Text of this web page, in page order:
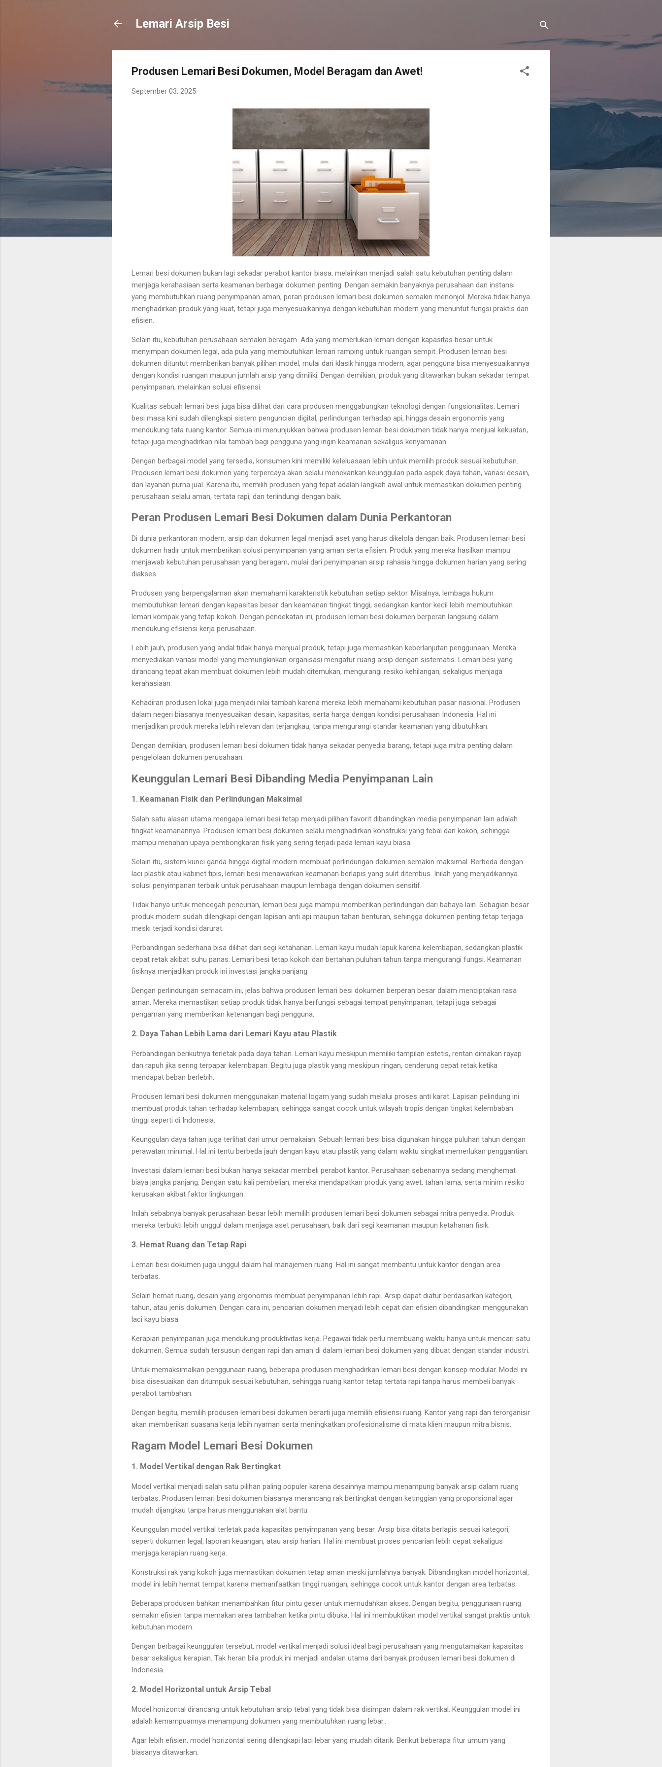
Lemari Arsip Besi
Produsen Lemari Besi Dokumen, Model Beragam dan Awet!
September 03, 2025
Lemari besi dokumen bukan lagi sekadar perabot kantor biasa, melainkan menjadi salah satu kebutuhan penting dalam
menjaga kerahasiaan serta keamanan berbagai dokumen penting. Dengan semakin banyaknya perusahaan dan instansi
yang membutuhkan ruang penyimpanan aman, peran produsen lemari besi dokumen semakin menonjol. Mereka tidak hanya
menghadirkan produk yang kuat, tetapi juga menyesuaikannya dengan kebutuhan modern yang menuntut fungsi praktis dan
efisien.
Selain itu, kebutuhan perusahaan semakin beragam. Ada yang memerlukan lemari dengan kapasitas besar untuk
menyimpan dokumen legal, ada pula yang membutuhkan lemari ramping untuk ruangan sempit. Produsen lemari besi
dokumen dituntut memberikan banyak pilihan model, mulai dari klasik hingga modern, agar pengguna bisa menyesuaikannya
dengan kondisi ruangan maupun jumlah arsip yang dimiliki. Dengan demikian, produk yang ditawarkan bukan sekadar tempat
penyimpanan, melainkan solusi efisiensi.
Kualitas sebuah lemari besi juga bisa dilihat dari cara produsen menggabungkan teknologi dengan fungsionalitas. Lemari
besi masa kini sudah dilengkapi sistem penguncian digital, perlindungan terhadap api, hingga desain ergonomis yang
mendukung tata ruang kantor. Semua ini menunjukkan bahwa produsen lemari besi dokumen tidak hanya menjual kekuatan,
tetapi juga menghadirkan nilai tambah bagi pengguna yang ingin keamanan sekaligus kenyamanan.
Dengan berbagai model yang tersedia, konsumen kini memiliki keleluasaan lebih untuk memilih produk sesuai kebutuhan.
Produsen lemari besi dokumen yang terpercaya akan selalu menekankan keunggulan pada aspek daya tahan, variasi desain,
dan layanan purna jual. Karena itu, memilih produsen yang tepat adalah langkah awal untuk memastikan dokumen penting
perusahaan selalu aman, tertata rapi, dan terlindungi dengan baik.
Peran Produsen Lemari Besi Dokumen dalam Dunia Perkantoran
Di dunia perkantoran modern, arsip dan dokumen legal menjadi aset yang harus dikelola dengan baik. Produsen lemari besi
dokumen hadir untuk memberikan solusi penyimpanan yang aman serta efisien. Produk yang mereka hasilkan mampu
menjawab kebutuhan perusahaan yang beragam, mulai dari penyimpanan arsip rahasia hingga dokumen harian yang sering
diakses.
Produsen yang berpengalaman akan memahami karakteristik kebutuhan setiap sektor. Misalnya, lembaga hukum
membutuhkan lemari dengan kapasitas besar dan keamanan tingkat tinggi, sedangkan kantor kecil lebih membutuhkan
lemari kompak yang tetap kokoh. Dengan pendekatan ini, produsen lemari besi dokumen berperan langsung dalam
mendukung efisiensi kerja perusahaan.
Lebih jauh, produsen yang andal tidak hanya menjual produk, tetapi juga memastikan keberlanjutan penggunaan. Mereka
menyediakan variasi model yang memungkinkan organisasi mengatur ruang arsip dengan sistematis. Lemari besi yang
dirancang tepat akan membuat dokumen lebih mudah ditemukan, mengurangi resiko kehilangan, sekaligus menjaga
kerahasiaan.
Kehadiran produsen lokal juga menjadi nilai tambah karena mereka lebih memahami kebutuhan pasar nasional. Produsen
dalam negeri biasanya menyesuaikan desain, kapasitas, serta harga dengan kondisi perusahaan Indonesia. Hal ini
menjadikan produk mereka lebih relevan dan terjangkau, tanpa mengurangi standar keamanan yang dibutuhkan.
Dengan demikian, produsen lemari besi dokumen tidak hanya sekadar penyedia barang, tetapi juga mitra penting dalam
pengelolaan dokumen perusahaan.
Keunggulan Lemari Besi Dibanding Media Penyimpanan Lain
1. Keamanan Fisik dan Perlindungan Maksimal
Salah satu alasan utama mengapa lemari besi tetap menjadi pilihan favorit dibandingkan media penyimpanan lain adalah
tingkat keamanannya. Produsen lemari besi dokumen selalu menghadirkan konstruksi yang tebal dan kokoh, sehingga
mampu menahan upaya pembongkaran fisik yang sering terjadi pada lemari kayu biasa.
Selain itu, sistem kunci ganda hingga digital modern membuat perlindungan dokumen semakin maksimal. Berbeda dengan
laci plastik atau kabinet tipis, lemari besi menawarkan keamanan berlapis yang sulit ditembus. Inilah yang menjadikannya
solusi penyimpanan terbaik untuk perusahaan maupun lembaga dengan dokumen sensitif.
Tidak hanya untuk mencegah pencurian, lemari besi juga mampu memberikan perlindungan dari bahaya lain. Sebagian besar
produk modern sudah dilengkapi dengan lapisan anti api maupun tahan benturan, sehingga dokumen penting tetap terjaga
meski terjadi kondisi darurat.
Perbandingan sederhana bisa dilihat dari segi ketahanan. Lemari kayu mudah lapuk karena kelembapan, sedangkan plastik
cepat retak akibat suhu panas. Lemari besi tetap kokoh dan bertahan puluhan tahun tanpa mengurangi fungsi. Keamanan
fisiknya menjadikan produk ini investasi jangka panjang.
Dengan perlindungan semacam ini, jelas bahwa produsen lemari besi dokumen berperan besar dalam menciptakan rasa
aman. Mereka memastikan setiap produk tidak hanya berfungsi sebagai tempat penyimpanan, tetapi juga sebagai
pengaman yang memberikan ketenangan bagi pengguna.
2. Daya Tahan Lebih Lama dari Lemari Kayu atau Plastik
Perbandingan berikutnya terletak pada daya tahan. Lemari kayu meskipun memiliki tampilan estetis, rentan dimakan rayap
dan rapuh jika sering terpapar kelembapan. Begitu juga plastik yang meskipun ringan, cenderung cepat retak ketika
mendapat beban berlebih.
Produsen lemari besi dokumen menggunakan material logam yang sudah melalui proses anti karat. Lapisan pelindung ini
membuat produk tahan terhadap kelembapan, sehingga sangat cocok untuk wilayah tropis dengan tingkat kelembaban
tinggi seperti di Indonesia.
Keunggulan daya tahan juga terlihat dari umur pemakaian. Sebuah lemari besi bisa digunakan hingga puluhan tahun dengan
perawatan minimal. Hal ini tentu berbeda jauh dengan kayu atau plastik yang dalam waktu singkat memerlukan penggantian.
Investasi dalam lemari besi bukan hanya sekadar membeli perabot kantor. Perusahaan sebenarnya sedang menghemat
biaya jangka panjang. Dengan satu kali pembelian, mereka mendapatkan produk yang awet, tahan lama, serta minim resiko
kerusakan akibat faktor lingkungan.
Inilah sebabnya banyak perusahaan besar lebih memilih produsen lemari besi dokumen sebagai mitra penyedia. Produk
mereka terbukti lebih unggul dalam menjaga aset perusahaan, baik dari segi keamanan maupun ketahanan fisik.
3. Hemat Ruang dan Tetap Rapi
Lemari besi dokumen juga unggul dalam hal manajemen ruang. Hal ini sangat membantu untuk kantor dengan area
terbatas.
Selain hemat ruang, desain yang ergonomis membuat penyimpanan lebih rapi. Arsip dapat diatur berdasarkan kategori,
tahun, atau jenis dokumen. Dengan cara ini, pencarian dokumen menjadi lebih cepat dan efisien dibandingkan menggunakan
laci kayu biasa.
Kerapian penyimpanan juga mendukung produktivitas kerja. Pegawai tidak perlu membuang waktu hanya untuk mencari satu
dokumen. Semua sudah tersusun dengan rapi dan aman di dalam lemari besi dokumen yang dibuat dengan standar industri.
Untuk memaksimalkan penggunaan ruang, beberapa produsen menghadirkan lemari besi dengan konsep modular. Model ini
bisa disesuaikan dan ditumpuk sesuai kebutuhan, sehingga ruang kantor tetap tertata rapi tanpa harus membeli banyak
perabot tambahan.
Dengan begitu, memilih produsen lemari besi dokumen berarti juga memilih efisiensi ruang. Kantor yang rapi dan terorganisir
akan memberikan suasana kerja lebih nyaman serta meningkatkan profesionalisme di mata klien maupun mitra bisnis.
Ragam Model Lemari Besi Dokumen
1. Model Vertikal dengan Rak Bertingkat
Model vertikal menjadi salah satu pilihan paling populer karena desainnya mampu menampung banyak arsip dalam ruang
terbatas. Produsen lemari besi dokumen biasanya merancang rak bertingkat dengan ketinggian yang proporsional agar
mudah dijangkau tanpa harus menggunakan alat bantu.
Keunggulan model vertikal terletak pada kapasitas penyimpanan yang besar. Arsip bisa ditata berlapis sesuai kategori,
seperti dokumen legal, laporan keuangan, atau arsip harian. Hal ini membuat proses pencarian lebih cepat sekaligus
menjaga kerapian ruang kerja.
Konstruksi rak yang kokoh juga memastikan dokumen tetap aman meski jumlahnya banyak. Dibandingkan model horizontal,
model ini lebih hemat tempat karena memanfaatkan tinggi ruangan, sehingga cocok untuk kantor dengan area terbatas.
Beberapa produsen bahkan menambahkan fitur pintu geser untuk memudahkan akses. Dengan begitu, penggunaan ruang
semakin efisien tanpa memakan area tambahan ketika pintu dibuka. Hal ini membuktikan model vertikal sangat praktis untuk
kebutuhan modern.
Dengan berbagai keunggulan tersebut, model vertikal menjadi solusi ideal bagi perusahaan yang mengutamakan kapasitas
besar sekaligus kerapian. Tak heran bila produk ini menjadi andalan utama dari banyak produsen lemari besi dokumen di
Indonesia.
2. Model Horizontal untuk Arsip Tebal
Model horizontal dirancang untuk kebutuhan arsip tebal yang tidak bisa disimpan dalam rak vertikal. Keunggulan model ini
adalah kemampuannya menampung dokumen yang membutuhkan ruang lebar..
Agar lebih efisien, model horizontal sering dilengkapi laci lebar yang mudah ditarik. Berikut beberapa fitur umum yang
biasanya ditawarkan: